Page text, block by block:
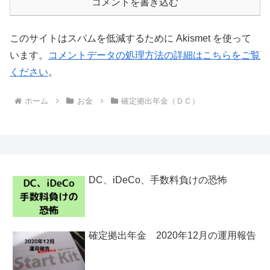
このサイトはスパムを低減するために Akismet を使って
います。
コメントデータの処理方法の詳細はこちらをご覧
ください。
ホーム お金 確定拠出年金（ＤＣ）
DC、iDeCo、手数料負けの恐怖
確定拠出年金 2020年12月の運用報告